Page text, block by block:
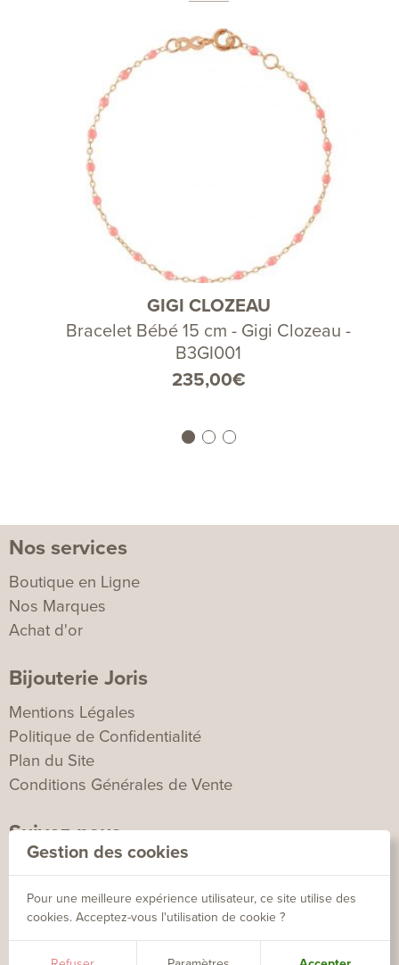
GIGI CLOZEAU
Bracelet Bébé 15 cm - Gigi Clozeau -
B3GI001
235,00€
Nos services
Boutique en Ligne
Nos Marques
Achat d'or
Bijouterie Joris
Mentions Légales
Politique de Confidentialité
Plan du Site
Conditions Générales de Vente
Suivez-nous
Gestion des cookies
Pour une meilleure expérience utilisateur, ce site utilise des
cookies. Acceptez-vous l'utilisation de cookie ?